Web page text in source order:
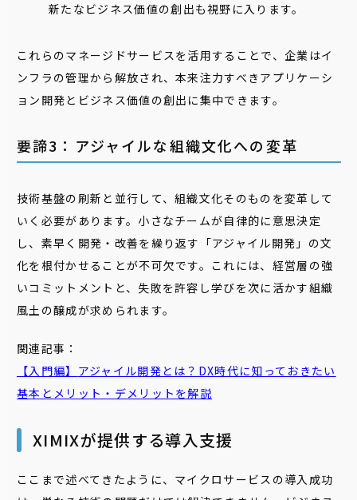
新たなビジネス価値の創出も視野に入ります。
これらのマネージドサービスを活用することで、企業はイ
ンフラの管理から解放され、本来注力すべきアプリケーシ
ョン開発とビジネス価値の創出に集中できます。
要諦3：アジャイルな組織文化への変革
技術基盤の刷新と並行して、組織文化そのものを変革して
いく必要があります。小さなチームが自律的に意思決定
し、素早く開発・改善を繰り返す「アジャイル開発」の文
化を根付かせることが不可欠です。これには、経営層の強
いコミットメントと、失敗を許容し学びを次に活かす組織
風土の醸成が求められます。
関連記事：
【入門編】 アジャイル開発とは？DX時代に知っておきたい
基本とメリット・デメリットを解説
XIMIXが提供する導入支援
ここまで述べてきたように、マイクロサービスの導入成功